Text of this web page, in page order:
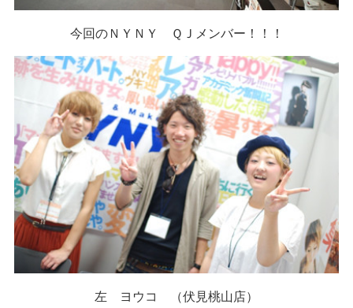
今回のＮＹＮＹ ＱＪメンバー！！！
左 ヨウコ （伏見桃山店）